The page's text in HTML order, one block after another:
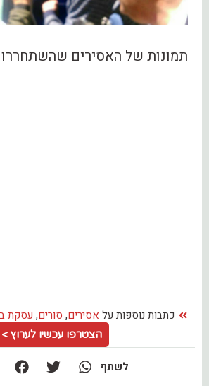
תמונות של האסירים שהשתחררו
כתבות נוספות על אסירים, סורים, עסקת
הצטרפו עכשיו לערוץ >
לשתף